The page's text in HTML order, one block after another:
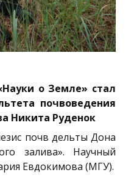
о Земле» стал
почвоведения
Никита Руденок
почв дельты Дона
залива». Научный
Евдокимова (МГУ).